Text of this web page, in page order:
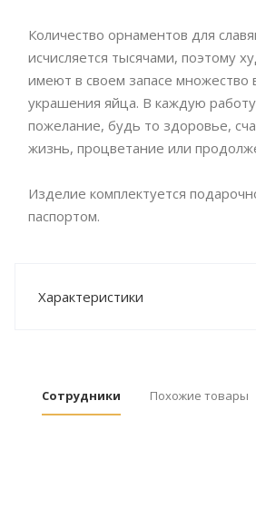
Количество орнаментов для
исчисляется тысячами, поэтому
имеют в своем запасе множество
украшения яйца. В каждую
пожелание, будь то здоровье,
жизнь, процветание или
Изделие комплектуется
паспортом.
Характеристики
Сотрудники Похожие товары